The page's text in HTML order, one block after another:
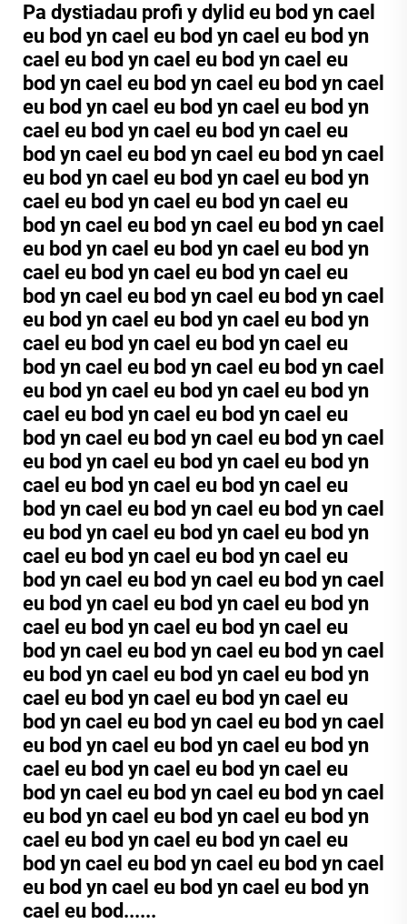
Pa dystiadau profi y dylid eu bod yn cael
eu bod yn cael eu bod yn cael eu bod yn
cael eu bod yn cael eu bod yn cael eu
bod yn cael eu bod yn cael eu bod yn cael
eu bod yn cael eu bod yn cael eu bod yn
cael eu bod yn cael eu bod yn cael eu
bod yn cael eu bod yn cael eu bod yn cael
eu bod yn cael eu bod yn cael eu bod yn
cael eu bod yn cael eu bod yn cael eu
bod yn cael eu bod yn cael eu bod yn cael
eu bod yn cael eu bod yn cael eu bod yn
cael eu bod yn cael eu bod yn cael eu
bod yn cael eu bod yn cael eu bod yn cael
eu bod yn cael eu bod yn cael eu bod yn
cael eu bod yn cael eu bod yn cael eu
bod yn cael eu bod yn cael eu bod yn cael
eu bod yn cael eu bod yn cael eu bod yn
cael eu bod yn cael eu bod yn cael eu
bod yn cael eu bod yn cael eu bod yn cael
eu bod yn cael eu bod yn cael eu bod yn
cael eu bod yn cael eu bod yn cael eu
bod yn cael eu bod yn cael eu bod yn cael
eu bod yn cael eu bod yn cael eu bod yn
cael eu bod yn cael eu bod yn cael eu
bod yn cael eu bod yn cael eu bod yn cael
eu bod yn cael eu bod yn cael eu bod yn
cael eu bod yn cael eu bod yn cael eu
bod yn cael eu bod yn cael eu bod yn cael
eu bod yn cael eu bod yn cael eu bod yn
cael eu bod yn cael eu bod yn cael eu
bod yn cael eu bod yn cael eu bod yn cael
eu bod yn cael eu bod yn cael eu bod yn
cael eu bod yn cael eu bod yn cael eu
bod yn cael eu bod yn cael eu bod yn cael
eu bod yn cael eu bod yn cael eu bod yn
cael eu bod yn cael eu bod yn cael eu
bod yn cael eu bod yn cael eu bod yn cael
eu bod yn cael eu bod yn cael eu bod yn
cael eu bod......